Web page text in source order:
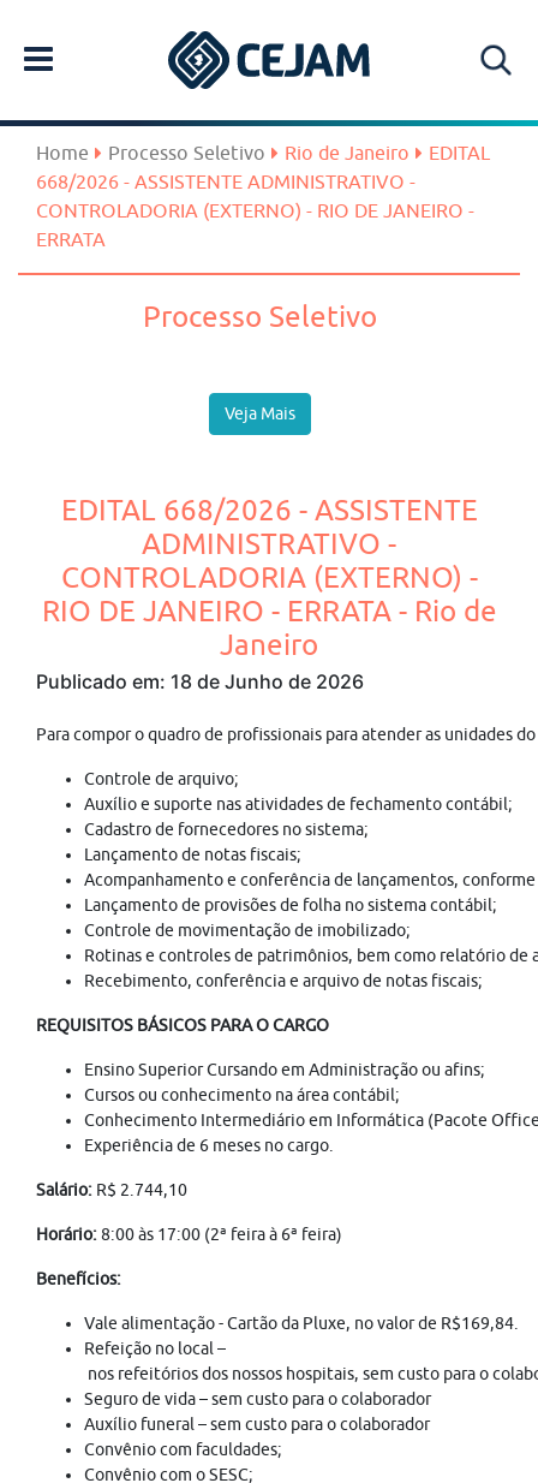
Home Processo Seletivo Rio de Janeiro
EDITAL
668/2026 - ASSISTENTE ADMINISTRATIVO -
CONTROLADORIA (EXTERNO) - RIO DE JANEIRO -
ERRATA
Processo Seletivo
Veja Mais
EDITAL 668/2026 - ASSISTENTE
ADMINISTRATIVO -
CONTROLADORIA (EXTERNO) -
RIO DE JANEIRO - ERRATA - Rio de
Janeiro
Publicado em: 18 de Junho de 2026
Para compor o quadro de profissionais para atender as unidades
Controle de arquivo;
Auxílio e suporte nas atividades de fechamento contábil;
Cadastro de fornecedores no sistema;
Lançamento de notas fiscais;
Acompanhamento e conferência de lançamentos,
Lançamento de provisões de folha no sistema contábil;
Controle de movimentação de imobilizado;
Rotinas e controles de patrimônios, bem como relatório de
Recebimento, conferência e arquivo de notas fiscais;
REQUISITOS BÁSICOS PARA O CARGO
Ensino Superior Cursando em Administração ou afins;
Cursos ou conhecimento na área contábil;
Conhecimento Intermediário em Informática (Pacote
Experiência de 6 meses no cargo.
Salário: R$ 2.744,10
Horário:8:00 às 17:00 (2ª feira à 6ª feira)
Benefícios:
Vale alimentação - Cartão da Pluxe, no valor de R$169,84.
Refeição no local –
nos refeitórios dos nossos hospitais, sem custo para o
Seguro de vida – sem custo para o colaborador
Auxílio funeral – sem custo para o colaborador
Convênio com faculdades;
Convênio com o SESC;